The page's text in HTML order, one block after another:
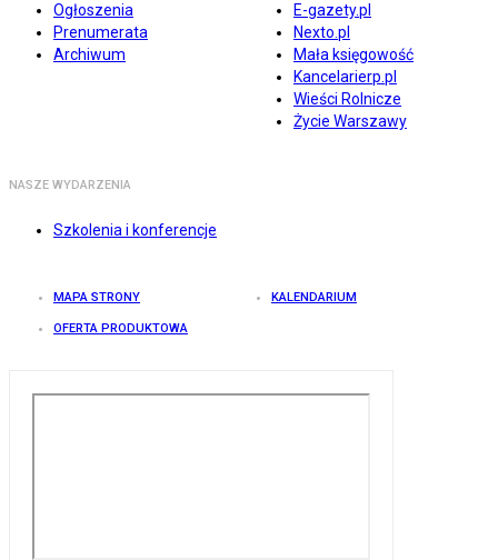
Ogłoszenia
Prenumerata
Archiwum
E-gazety.pl
Nexto.pl
Mała księgowość
Kancelarierp.pl
Wieści Rolnicze
Życie Warszawy
NASZE WYDARZENIA
Szkolenia i konferencje
MAPA STRONY KALENDARIUM
OFERTA PRODUKTOWA